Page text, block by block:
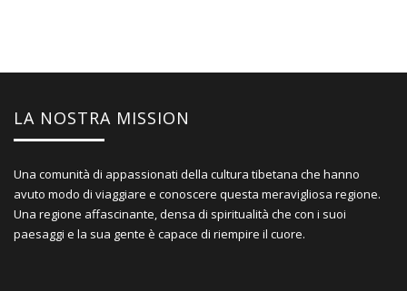
LA NOSTRA MISSION
Una comunità di appassionati della cultura tibetana che hanno
avuto modo di viaggiare e conoscere questa meravigliosa regione.
Una regione affascinante, densa di spiritualità che con i suoi
paesaggi e la sua gente è capace di riempire il cuore.